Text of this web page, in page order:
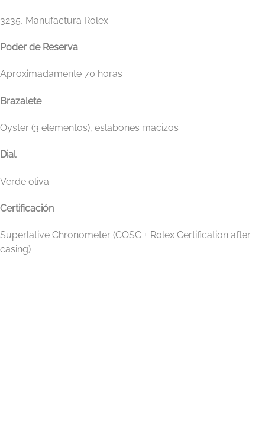
3235, Manufactura Rolex
Poder de Reserva
Aproximadamente 70 horas
Brazalete
Oyster (3 elementos), eslabones macizos
Dial
Verde oliva
Certificación
Superlative Chronometer (COSC + Rolex Certification after
casing)